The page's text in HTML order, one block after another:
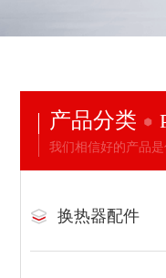
产品分类
我们相信好的产品是
换热器配件